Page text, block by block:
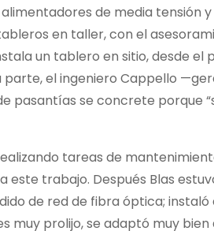
de media tensión y
en taller, con el
un tablero en sitio, desde el
parte, el ingeniero Cappello
pasantías se concrete porque
tareas de
trabajo. Después Blas
de red de fibra óptica; instaló
muy prolijo, se adaptó muy